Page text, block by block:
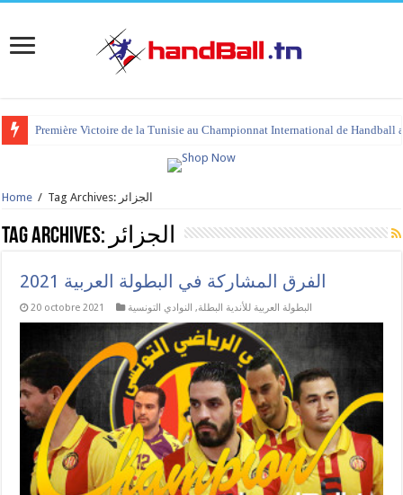
Première Victoire de la Tunisie au Championnat International de Handball
tournoi international Hammamet 2023 : programme et liste des joueurs
Home / Tag Archives: الجزائر
Tag Archives: الجزائر
الفرق المشاركة في البطولة العربية 2021
20 octobre 2021 البطولة العربية للأندية البطلة, النوادي التونسية